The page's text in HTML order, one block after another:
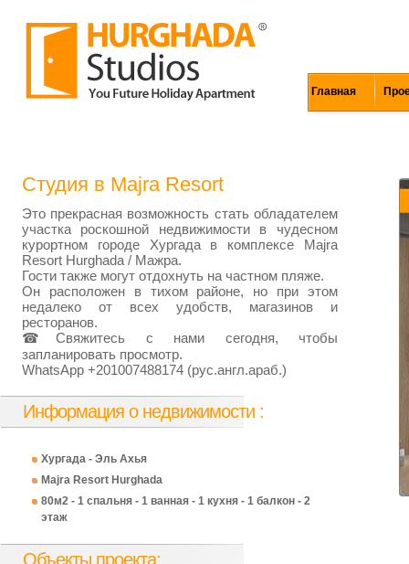
Главная
Студия в Majra Resort
Это прекрасная возможность стать обладателем
участка роскошной недвижимости в чудесном
курортном городе Хургада в комплексе Majra
Resort Hurghada / Мажра.
Гости также могут отдохнуть на частном пляже.
Он расположен в тихом районе, но при этом
недалеко от всех удобств, магазинов и
ресторанов.
☎Свяжитесь с нами сегодня, чтобы
запланировать просмотр.
WhatsApp +201007488174 (рус.англ.араб.)
Информация о недвижимости :
Хургада - Эль Ахья
Majra Resort Hurghada
80м2 - 1 спальня - 1 ванная - 1 кухня - 1 балкон - 2
этаж
Объекты проекта: